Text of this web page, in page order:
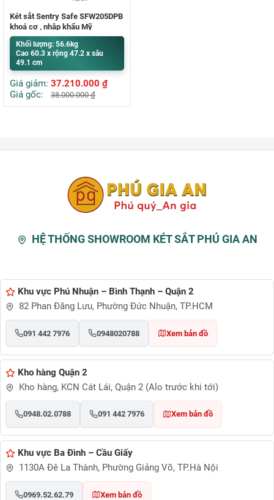
Két sắt Sentry Safe SFW205DPB
khoá cơ , nhập khẩu Mỹ
Khối lượng: 56.6kg
Cao 60.3 x rộng 47.2 x sâu
49.1 cm
Giá giảm: 37.210.000 ₫
Giá gốc:
38.000.000₫
HỆ THỐNG SHOWROOM KÉT SẮT PHÚ GIA AN
Khu vực Phú Nhuận – Bình Thạnh – Quận 2
82 Phan Đăng Lưu, Phường Đức Nhuận, TP.HCM
091 442 7976 0948020788 Xem bản đồ
Kho hàng Quận 2
Kho hàng, KCN Cát Lái, Quận 2 (Alo trước khi tới)
0948.02.0788 091 442 7976 Xem bản đồ
Khu vực Ba Đình – Cầu Giấy
1130A Đê La Thành, Phường Giảng Võ, TP.Hà Nội
0969.52.62.79 Xem bản đồ